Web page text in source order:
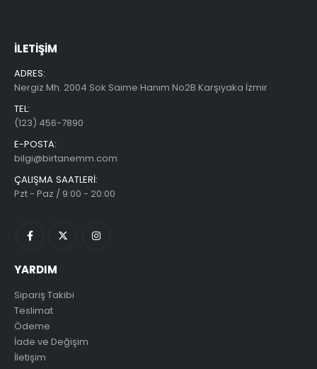
İLETIŞIM
ADRES:
Nergiz Mh. 2004 Sok Saime Hanım No2B Karşıyaka İzmir
TEL:
(123) 456-7890
E-POSTA:
bilgi@birtanemm.com
ÇALIŞMA SAATLERI:
Pzt - Paz / 9:00 - 20:00
YARDIM
Sipariş Takibi
Teslimat
Ödeme
İade ve Değişim
İletişim